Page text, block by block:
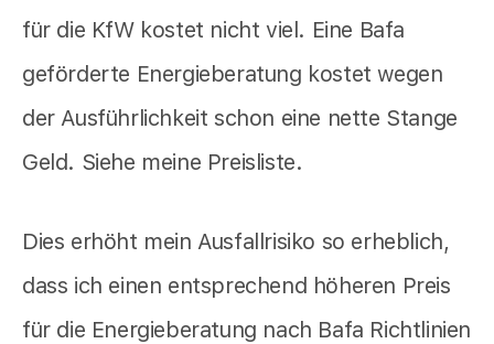
für die KfW kostet nicht viel. Eine Bafa
geförderte Energieberatung kostet wegen
der Ausführlichkeit schon eine nette Stange
Geld. Siehe meine Preisliste.
Dies erhöht mein Ausfallrisiko so erheblich,
dass ich einen entsprechend höheren Preis
für die Energieberatung nach Bafa Richtlinien